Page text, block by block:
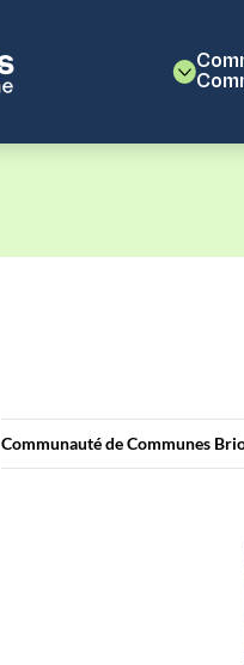
Communauté de Communes